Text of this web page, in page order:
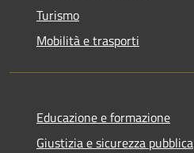
Turismo
Mobilità e trasporti
Educazione e formazione
Giustizia e sicurezza pubblica